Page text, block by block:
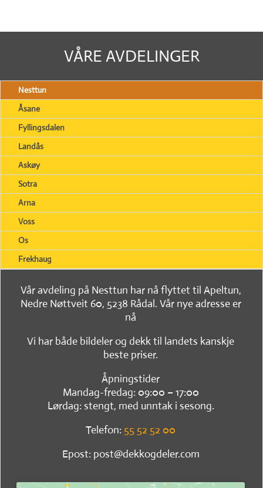
VÅRE AVDELINGER
Nesttun
Åsane
Fyllingsdalen
Landås
Askøy
Sotra
Arna
Voss
Os
Frekhaug
Vår avdeling på Nesttun har nå flyttet til Apeltun,
Nedre Nøttveit 60, 5238 Rådal. Vår nye adresse er
nå
Vi har både bildeler og dekk til landets kanskje
beste priser.
Åpningstider
Mandag-fredag: 09:00 – 17:00
Lørdag: stengt, med unntak i sesong.
Telefon: 55 52 52 00
Epost: post@dekkogdeler.com